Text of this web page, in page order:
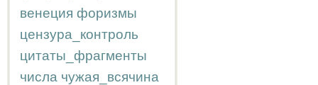
венеция форизмы
цензура_контроль
цитаты_фрагменты
числа чужая_всячина